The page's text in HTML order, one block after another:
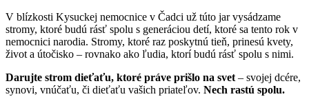
V blízkosti Kysuckej nemocnice v Čadci už túto jar vysádzame
stromy, ktoré budú rásť spolu s generáciou detí, ktoré sa tento rok v
nemocnici narodia. Stromy, ktoré raz poskytnú tieň, prinesú kvety,
život a útočisko – rovnako ako ľudia, ktorí budú rásť spolu s nimi.
Darujte strom dieťaťu, ktoré práve prišlo na svet – svojej dcére,
synovi, vnúčaťu, či dieťaťu vašich priateľov. Nech rastú spolu.